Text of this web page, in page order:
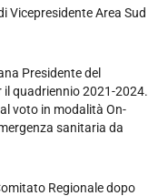
Vicepresidente Area Sud
Presidente del
il quadriennio 2021-2024.
voto in modalità On-
sanitaria da
Regionale dopo